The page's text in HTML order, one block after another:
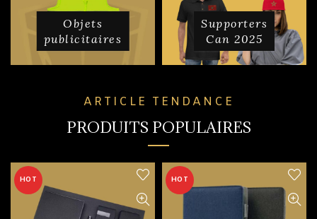
Objets
publicitaires
Supporters
Can 2025
ARTICLE TENDANCE
PRODUITS POPULAIRES
HOT HOT